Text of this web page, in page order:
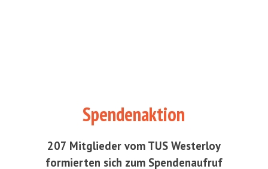
Spendenaktion
207 Mitglieder vom TUS Westerloy
formierten sich zum Spendenaufruf